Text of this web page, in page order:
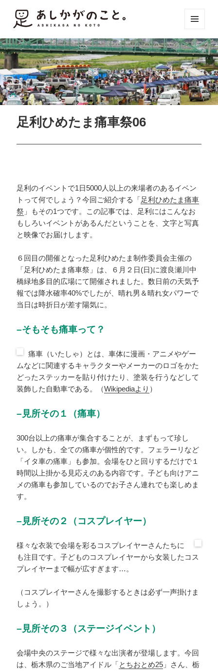
ーとウ
ィジェ
ット
足利ひめたま痛車祭06
足利のイベントで1日5000人以上の来場者のあるイベン
トって何でしょう？今回ご紹介する「足利ひめたま痛車
祭 」もその1つです。この記事では、足利にはこんなお
もしろいイベントがあるんだということを、文字と写真
と映像でお届けします。
６回目の開催となった足利ひめたま制作委員会主催の
「足利ひめたま痛車祭」は、６月２日(日)に渡良瀬川中
橋緑地多目的広場にて開催されました。数日前の天気予
報では降水確率40%でしたが、晴れ男＆晴れ女パワーで
当日は時折日が差す陽気に。
–そもそも痛車って？
痛車（いたしゃ）とは、車体に漫画・アニメやゲー
ムなどに関連するキャラクターやメーカーのロゴをかた
どったステッカーを貼り付けたり、塗装を行うなどして
装飾した自動車である。（Wikipediaより ）
–見所その１（痛車）
300台以上の痛車が集合することが、まずもって珍し
い。しかも、全ての痛車が個性的です。フェラーリなど
「イタ車の痛車」も参加。会場をひと回りするだけで１
時間以上掛かる見応えのある内容です。子ども向けアニ
メの痛車も参加しているのでお子さん連れでも楽しめま
す。
–見所その２（コスプレイヤー）
様々な衣装で会場を彩るコスプレイヤーさんたちに
も注目です。子どものコスプレイヤーから女装したコス
プレイヤーまで幅が広すぎます…。
（コスプレイヤーさんを撮影するときは必ず一声掛けま
しょう。）
–見所その３（ステージイベント）
会場中央のステージで様々な出演者が登場します。今回
は、栃木県のご当地アイドル「とちおとめ25 」さん、栃